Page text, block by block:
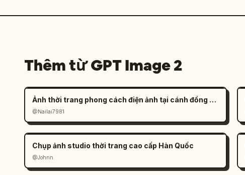
Thêm từ GPT Image 2
Ảnh thời trang phong cách điện ảnh tại cánh đồng muối đầy tâm trạng
@Nailai7981
Chụp ảnh studio thời trang cao cấp Hàn Quốc
@Johnn